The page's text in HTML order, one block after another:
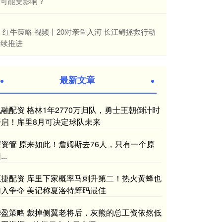
​红牛策略 视频丨20对亲鱼入河 长江鲟拯救行动
推进
最新文章
配资 格林1年2770万归队，勇士王朝倒计时
！库里8月可决定球队未来
管 原来如此！詹姆斯去76人，只有一个原
配资 库里下家概率马刺升第二！热火黄蜂也
争夺 美记称夏洛特筹码最佳
策略 裁掉侧翼老将后，灰熊的总工资依然低